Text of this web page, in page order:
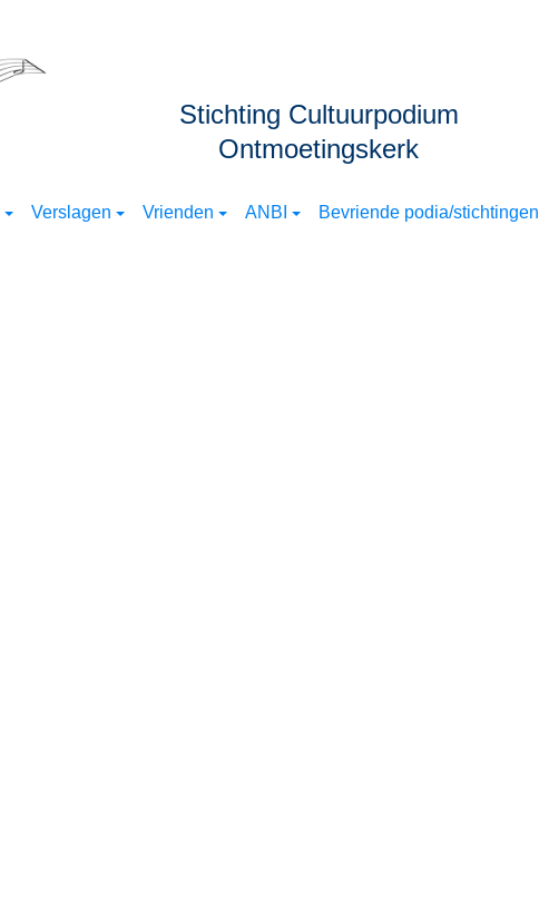
Stichting Cultuurpodium
Ontmoetingskerk
Verslagen Vrienden ANBI Bevriende podia/stichtingen